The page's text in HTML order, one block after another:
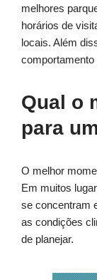
melhores
horários de
locais. Além
comportamento
Qual o
para
O melhor
Em muitos
se concentram
as condições
de planejar.